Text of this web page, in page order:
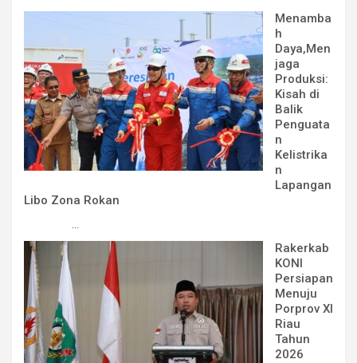
Menamba
h
Daya,Men
jaga
Produksi:
Kisah di
Balik
Penguata
n
Kelistrika
n
Lapangan
Libo Zona Rokan
...
Rakerkab
KONI
Persiapan
Menuju
Porprov XI
Riau
Tahun
2026